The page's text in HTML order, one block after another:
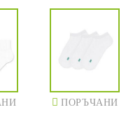
ПОРЪЧАНИ